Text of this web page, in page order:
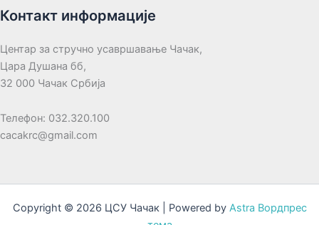
Контакт информације
Центар за стручно усавршавање Чачак,
Цара Душана бб,
32 000 Чачак Србија
Телефон: 032.320.100
cacakrc@gmail.com
Copyright © 2026 ЦСУ Чачак | Powered by Astra Вордпрес